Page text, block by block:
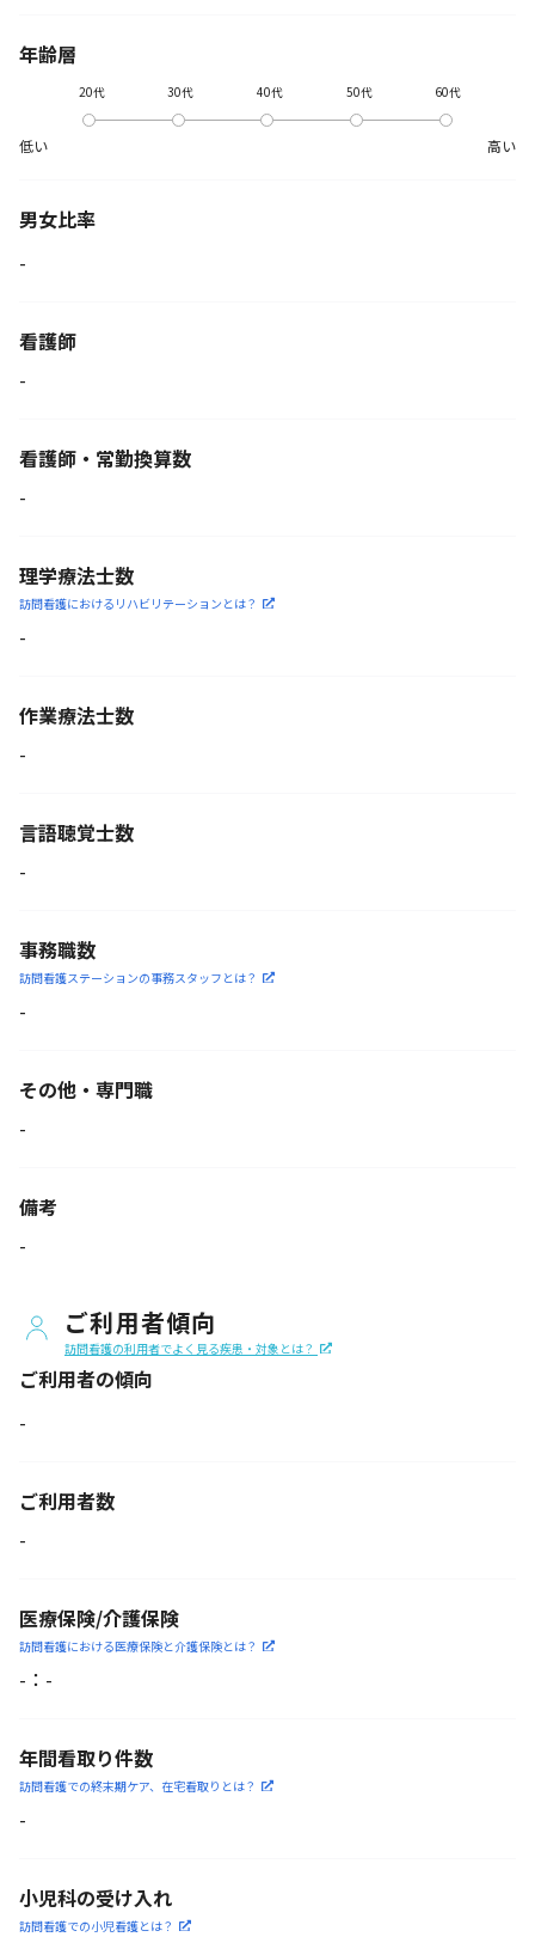
年齢層
低い
20代 30代 40代 50代 60代
高い
男女比率
-
看護師
-
看護師・常勤換算数
-
理学療法士数
訪問看護におけるリハビリ テーションとは？
-
作業療法士数
-
言語聴覚士数
-
事務職数
訪問看護ステーションの事務スタッフとは？
-
その他・専門職
-
備考
-
ご利用者傾向
訪問看護の利用者でよく見る疾患・対象とは？
ご利用者の傾向
-
ご利用者数
-
医療保険/介護保険
訪問看護における医療保険と介護保険とは？
- ： -
年間看取り件数
訪問看護での終末期ケア、 在宅看取りとは？
-
小児科の受け入れ
訪問看護での小児看護とは？